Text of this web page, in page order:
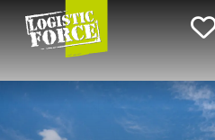
Logistic
Force